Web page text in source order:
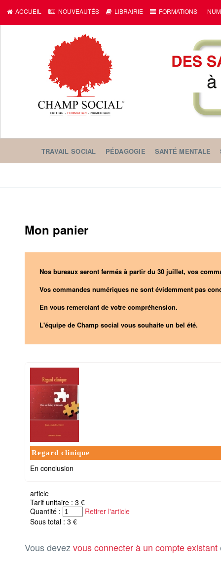
ACCUEIL NOUVEAUTÉS LIBRAIRIE FORMATIONS
TRAVAIL SOCIAL PÉDAGOGIE SANTÉ MENTALE
Mon panier
Nos bureaux seront fermés à partir du 30 juillet, vos
Vos commandes numériques ne sont évidemment pas
En vous remerciant de votre compréhension.
L'équipe de Champ social vous souhaite un bel été.
Regard clinique
En conclusion
article
Tarif unitaire : 3 €
Quantité :
Retirer l'article
Sous total : 3 €
Vous devez vous connecter à un compte existant